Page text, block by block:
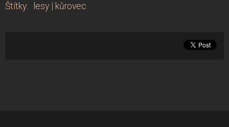
Štítky: lesy | kůrovec